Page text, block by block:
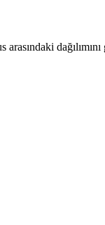
dağılımını